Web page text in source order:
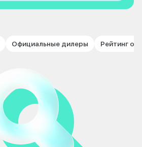
Официальные дилеры Рейтинг